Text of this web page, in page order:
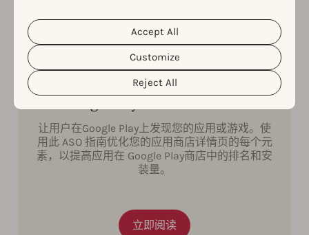
personal data and the different cookies we use, please
read our
Cookie Policy&Privacy Policy
customize your cookie settings and preferences by
clicking the “Customize” button.
Reject All
Customize
Accept All
让用户在Google Play上发现您的应用或游戏。使
用此 ASO 指南优化您的应用商店详情页的每个元
素，以提高应用在 Google Play商店中的排名和安
装量。
立即阅读